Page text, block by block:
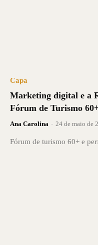
Capa
Marketing digital e a
Fórum de Turismo
Ana Carolina - 24 de maio de
Fórum de turismo 60+ e